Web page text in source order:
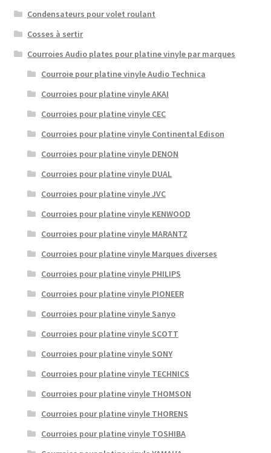
Condensateurs pour volet roulant
Cosses à sertir
Courroies Audio plates pour platine vinyle par marques
Courroie pour platine vinyle Audio Technica
Courroies pour platine vinyle AKAI
Courroies pour platine vinyle CEC
Courroies pour platine vinyle Continental Edison
Courroies pour platine vinyle DENON
Courroies pour platine vinyle DUAL
Courroies pour platine vinyle JVC
Courroies pour platine vinyle KENWOOD
Courroies pour platine vinyle MARANTZ
Courroies pour platine vinyle Marques diverses
Courroies pour platine vinyle PHILIPS
Courroies pour platine vinyle PIONEER
Courroies pour platine vinyle Sanyo
Courroies pour platine vinyle SCOTT
Courroies pour platine vinyle SONY
Courroies pour platine vinyle TECHNICS
Courroies pour platine vinyle THOMSON
Courroies pour platine vinyle THORENS
Courroies pour platine vinyle TOSHIBA